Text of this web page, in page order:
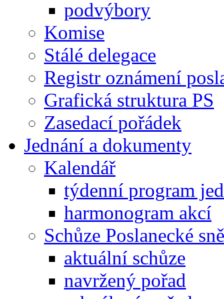
podvýbory
Komise
Stálé delegace
Registr oznámení
Grafická struktura PS
Zasedací pořádek
Jednání a dokumenty
Kalendář
týdenní program
harmonogram akcí
Schůze Poslanecké
aktuální schůze
navržený pořad